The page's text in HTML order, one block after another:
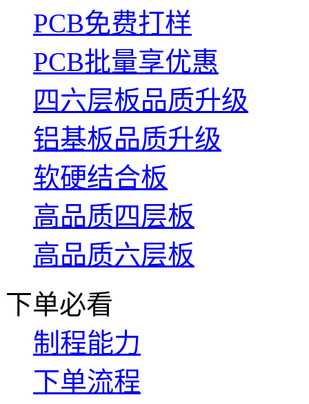
PCB免费打样
PCB批量享优惠
四六层板品质升级
铝基板品质升级
软硬结合板
高品质四层板
高品质六层板
下单必看
制程能力
下单流程